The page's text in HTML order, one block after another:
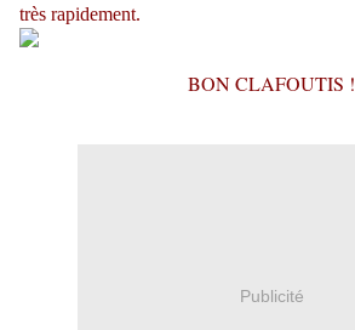
très rapidement.
BON CLAFOUTIS !
Publicité